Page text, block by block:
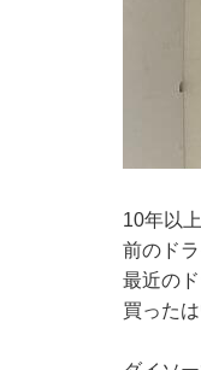
10年以
前のド
最近の
買った